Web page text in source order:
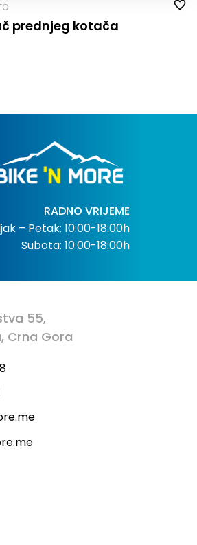
prednjeg kotača
RADNO VRIJEME
– Petak: 10:00-18:00h
Subota: 10:00-18:00h
55,
Crna Gora